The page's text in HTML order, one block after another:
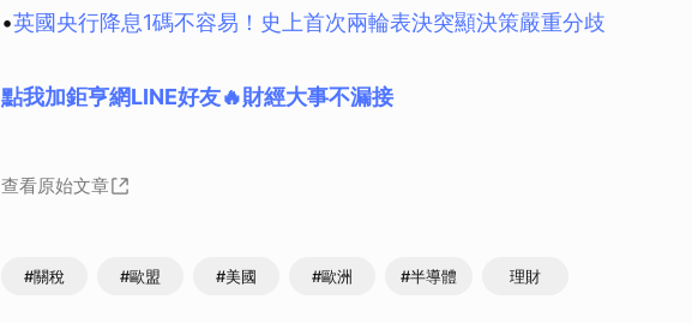
•英國央行降息1碼不容易！史上首次兩輪表決突顯決策嚴重分歧
點我加鉅亨網LINE好友🔥財經大事不漏接
查看原始文章
#關稅 #歐盟 #美國 #歐洲 #半導體 理財